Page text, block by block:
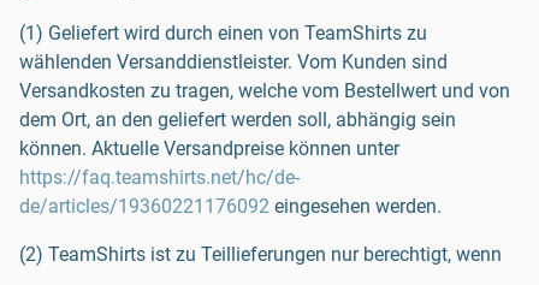
(1) Geliefert wird durch einen von TeamShirts zu
wählenden Versanddienstleister. Vom Kunden sind
Versandkosten zu tragen, welche vom Bestellwert und von
dem Ort, an den geliefert werden soll, abhängig sein
können. Aktuelle Versandpreise können unter
https://faq.teamshirts.net/hc/de-
de/articles/19360221176092 eingesehen werden.
(2) TeamShirts ist zu Teillieferungen nur berechtigt, wenn